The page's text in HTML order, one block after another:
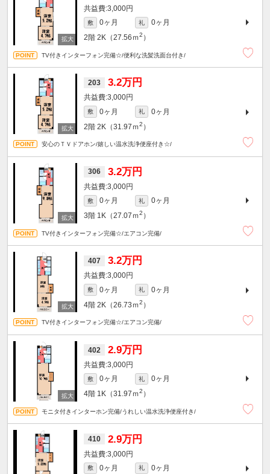
3,000円
敷 0ヶ月 礼
0ヶ月
2階 2K（27.56ｍ2 ）
TV付きインターフォン完備☆/便利な洗髪洗面台付き/
203 3.2万円
3,000円
敷 0ヶ月 礼
0ヶ月
2階 2K（31.97ｍ2 ）
安心のＴＶドアホン/嬉しい温水洗浄便座付き☆/
306 3.2万円
3,000円
敷 0ヶ月 礼
0ヶ月
3階 1K（27.07ｍ2 ）
TV付きインターフォン完備☆/エアコン完備/
407 3.2万円
3,000円
敷 0ヶ月 礼
0ヶ月
4階 2K（26.73ｍ2 ）
TV付きインターフォン完備☆/エアコン完備/
402 2.9万円
3,000円
敷 0ヶ月 礼
0ヶ月
4階 1K（31.97ｍ2 ）
モニタ付きインターホン完備/うれしい温水洗浄便座付き/
410 2.9万円
3,000円
敷 0ヶ月 礼
0ヶ月